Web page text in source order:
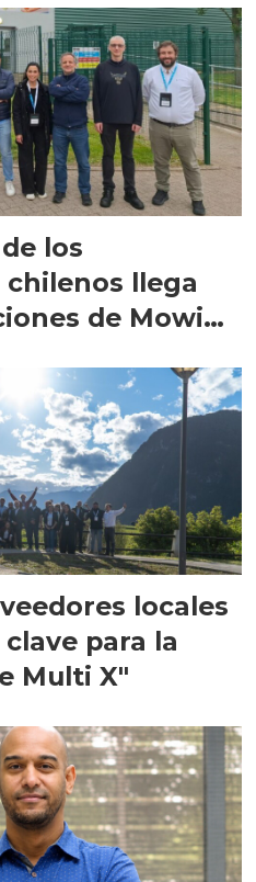
los
llega
de Mowi
locales
para la
Multi X"